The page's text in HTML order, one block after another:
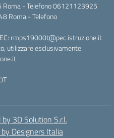
- Telefono 06121123925
Roma - Telefono
rmps19000t@pec.istruzione.it
utilizzare esclusivamente
3D Solution S.r.l.
Designers Italia